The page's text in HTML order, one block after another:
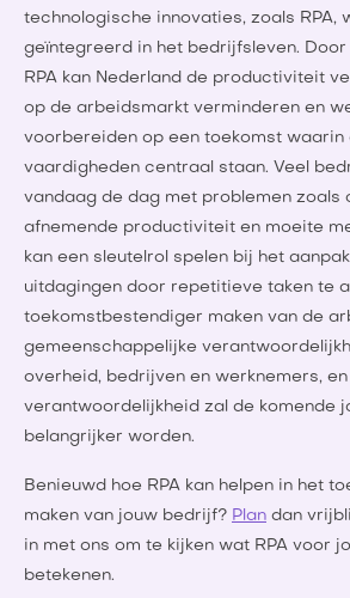
technologische innovaties, zoals RPA,
geïntegreerd in het bedrijfsleven.
RPA kan Nederland de productiviteit
op de arbeidsmarkt verminderen en
voorbereiden op een toekomst waarin
vaardigheden centraal staan. Veel
vandaag de dag met problemen zoals
afnemende productiviteit en moeite
kan een sleutelrol spelen bij het
uitdagingen door repetitieve taken te
toekomstbestendiger maken van de
gemeenschappelijke
overheid, bedrijven en werknemers,
verantwoordelijkheid zal de komende
belangrijker worden.
Benieuwd hoe RPA kan helpen in het
maken van jouw bedrijf? Plan dan
in met ons om te kijken wat RPA voor
betekenen.